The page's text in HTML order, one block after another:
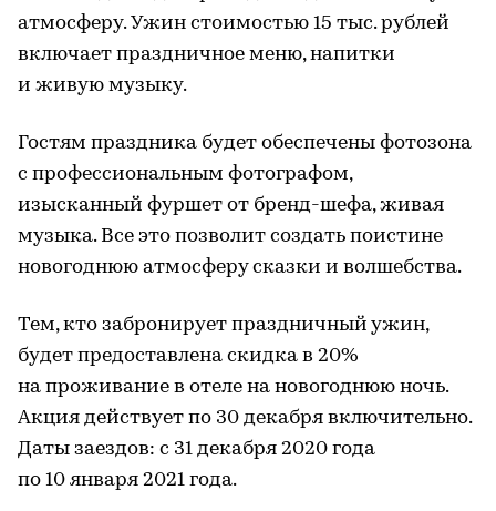
атмосферу. Ужин стоимостью 15 тыс. рублей
включает праздничное меню, напитки
и живую музыку.
Гостям праздника будет обеспечены фотозона
с профессиональным фотографом,
изысканный фуршет от бренд-шефа, живая
музыка. Все это позволит создать поистине
новогоднюю атмосферу сказки и волшебства.
Тем, кто забронирует праздничный ужин,
будет предоставлена скидка в 20%
на проживание в отеле на новогоднюю ночь.
Акция действует по 30 декабря включительно.
Даты заездов: с 31 декабря 2020 года
по 10 января 2021 года.